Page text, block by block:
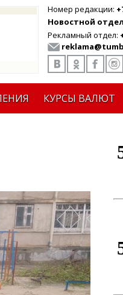
Номер редакции:
Новостной отдел:
Рекламный отдел:
КУРСЫ ВАЛЮТ